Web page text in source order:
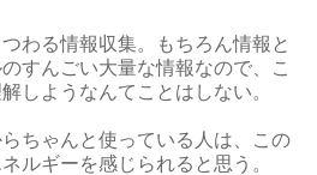
わる情報収集。もちろん情報と
すんごい大量な情報なので、こ
しようなんてことはしない。
ちゃんと使っている人は、この
ルギーを感じられると思う。